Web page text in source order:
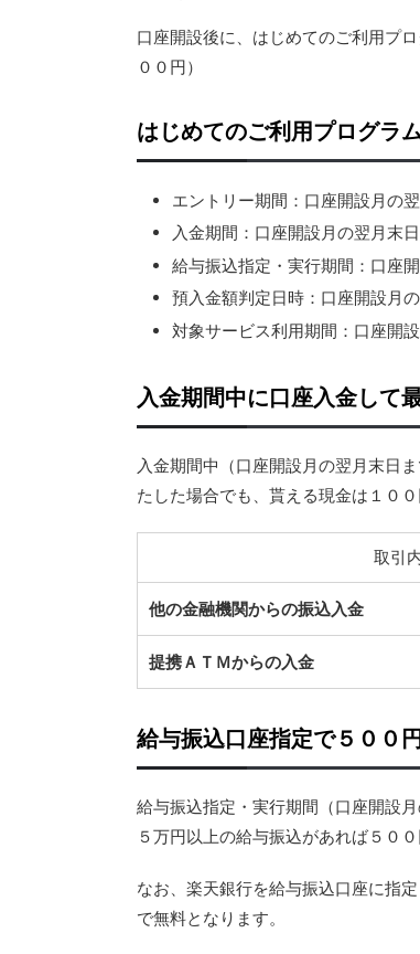
口座開設後に、はじめてのご利用プ
００円）
はじめてのご利用プログラ
エントリー期間：口座開設月の
入金期間：口座開設月の翌月末
給与振込指定・実行期間：口座
預入金額判定日時：口座開設月
対象サービス利用期間：口座開
入金期間中に口座入金して
入金期間中（口座開設月の翌月末日
たした場合でも、貰える現金は１０
取引
他の金融機関からの振込入金
提携ＡＴＭからの入金
給与振込口座指定で５００
給与振込指定・実行期間（口座開設
５万円以上の給与振込があれば５００
なお、楽天銀行を給与振込口座に指
で無料となります。